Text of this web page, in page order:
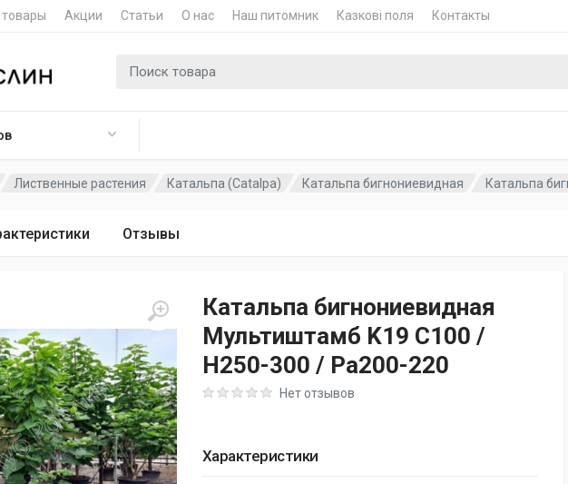
Акции Статьи О нас Наш питомник Казкові поля Контакты
Поиск для
Лиственные растения Катальпа (Catalpa) Катальпа бигнониевидная Катальпа
Отзывы
Катальпа бигнониевидная
Мультиштамб K19 C100 /
H250-300 / Pa200-220
Rating: 0 out of 5Нет отзывов
Характеристики